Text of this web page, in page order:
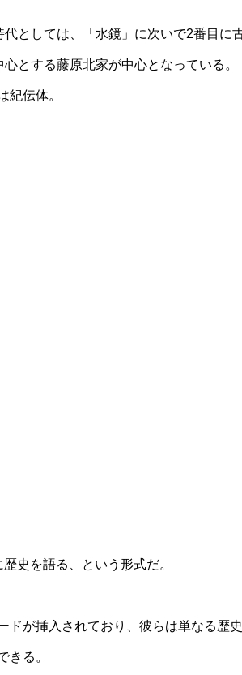
としては、「水鏡」に次いで2番目に
とする藤原北家が中心となっている。
紀伝体。
史を語る、という形式だ。
ドが挿入されており、彼らは単なる歴
きる。